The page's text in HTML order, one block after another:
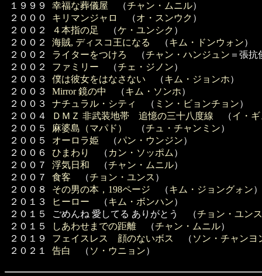
１９９９
２０００
２００２
２００２
２００２
２００２
２００３
２００３
２００３
２００４
２００５
２００５
２００６
２００７
２００７
２００８
２０１３
２０１５
２０１５
２０１９
２０２１
幸福な葬儀屋 （チャン・ムニル）
キリマンジャロ
（オ・スンウク ）
４本指の足
（ケ・ユンシク ）
海賊, ディスコ王になる
（キム・ドンウォン）
ライターをつけろ
（チャン・ハンジュン ＝張抗
ファミリー （チェ・ジノン）
僕は彼女をはなさない （キム・ジョンホ）
Mirror 鏡の中
（キム・ソンホ）
ナチュラル・シティ
（ ミン・ビョンチョン）
ＤＭＺ 非武装地帯 追憶の三十八度線 （イ・
麻婆島（マパド）
（チュ・チャンミン）
オーロラ姫 （パン・ウンジン）
ひまわり
（ カン・ソッポム ）
浮気日和 （チャン・ムニル）
食客 （チョン・ユンス ）
その男の本，198ページ （キム・ジョングォン
ヒーロー （キム・ボンハン）
ごめんね 愛してる ありがとう （チョン・ユン
しあわせまでの距離 （チャン・ムニル）
フェイスレス 顔のないボス
（ ソン・チャンヨ
告白
（ ソ・ウニョン）